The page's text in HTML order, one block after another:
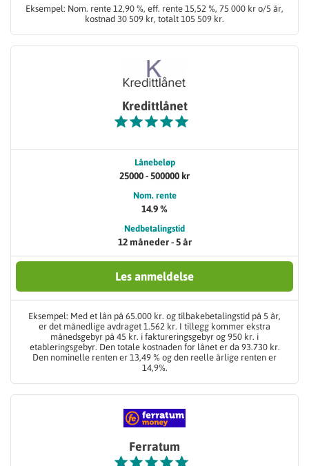
Eksempel: Nom. rente 12,90 %, eff. rente 15,52 %, 75 000 kr o/5 år,
kostnad 30 509 kr, totalt 105 509 kr.
Kredittlånet
Lånebeløp
25000 - 500000 kr
Nom. rente
14.9 %
Nedbetalingstid
12 måneder - 5 år
Les anmeldelse
Eksempel: Med et lån på 65.000 kr. og tilbakebetalingstid på 5 år,
er det månedlige avdraget 1.562 kr. I tillegg kommer ekstra
månedsgebyr på 45 kr. i faktureringsgebyr og 950 kr. i
etableringsgebyr. Den totale kostnaden for lånet er da 93.730 kr.
Den nominelle renten er 13,49 % og den reelle årlige renten er
14,9%.
Ferratum